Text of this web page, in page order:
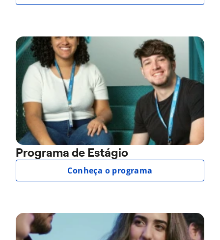
Programa de Estágio
Conheça o programa